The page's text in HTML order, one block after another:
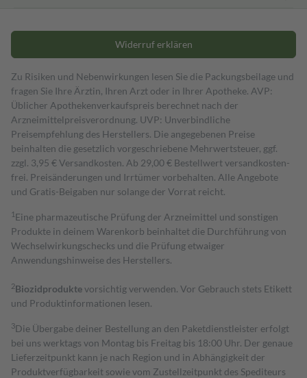
Widerruf erklären
Zu Risiken und Nebenwirkungen lesen Sie die Packungsbeilage und
fragen Sie Ihre Ärztin, Ihren Arzt oder in Ihrer Apotheke. AVP:
Üblicher Apothekenverkaufspreis berechnet nach der
Arzneimittelpreisverordnung. UVP: Unverbindliche
Preisempfehlung des Herstellers. Die angegebenen Preise
beinhalten die gesetzlich vorgeschriebene Mehrwertsteuer, ggf.
zzgl. 3,95 € Versandkosten. Ab 29,00 € Bestell­wert versand­kosten­
frei. Preisänderungen und Irrtümer vorbehalten. Alle Angebote
und Gratis-Beigaben nur solange der Vorrat reicht.
1 Eine pharmazeutische Prüfung der Arzneimittel und sonstigen
Produkte in deinem Warenkorb beinhaltet die Durchführung von
Wechselwirkungschecks und die Prüfung etwaiger
Anwendungshinweise des Herstellers.
2Biozidproduktevorsichtig verwenden. Vor Gebrauch stets Etikett
und Produktinformationen lesen.
3Die Übergabe deiner Bestellung an den Paketdienstleister erfolgt
bei uns werktags von Montag bis Freitag bis 18:00 Uhr. Der genaue
Lieferzeitpunkt kann je nach Region und in Abhängigkeit der
Produktverfügbarkeit sowie vom Zustellzeitpunkt des Spediteurs